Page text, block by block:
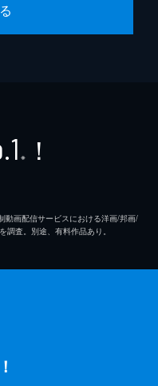
※ ！
画配信サービスにおける洋画/邦画/
査。別途、有料作品あり。